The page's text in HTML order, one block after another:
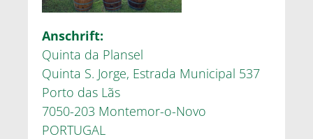
Anschrift:
Quinta da Plansel
Quinta S. Jorge, Estrada Municipal 537
Porto das Lãs
7050-203 Montemor-o-Novo
PORTUGAL